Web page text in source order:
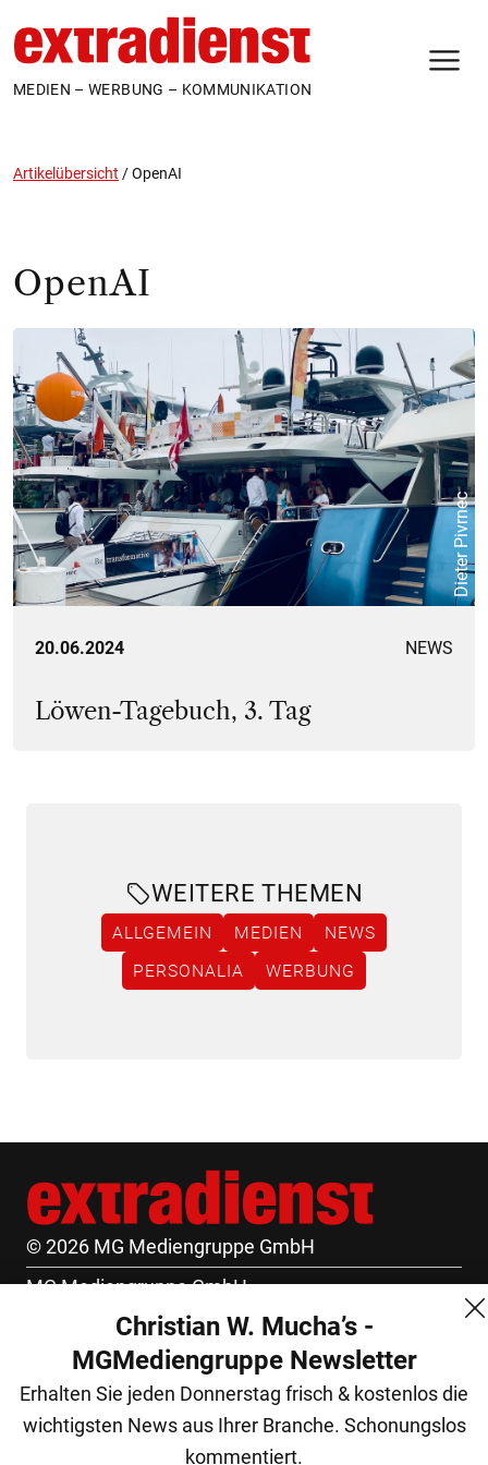
MEDIEN – WERBUNG – KOMMUNIKATION
Artikelübersicht /OpenAI
OpenAI
Dieter Pivrnec
20.06.2024 NEWS
Löwen-Tagebuch, 3. Tag
WEITERE THEMEN
ALLGEMEIN MEDIEN
NEWS
PERSONALIA
WERBUNG
© 2026 MG Mediengruppe GmbH
MG Mediengruppe GmbH
Burgring 1/7
1010 Wien
+43 (1) 522 14 14
office@mgmedien.at
Christian W. Mucha’s -
MGMediengruppe Newsletter
Erhalten Sie jeden Donnerstag frisch & kostenlos die
wichtigsten News aus Ihrer Branche. Schonungslos
kommentiert.